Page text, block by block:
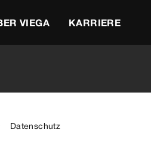
VIEGA KARRIERE
Datenschutz